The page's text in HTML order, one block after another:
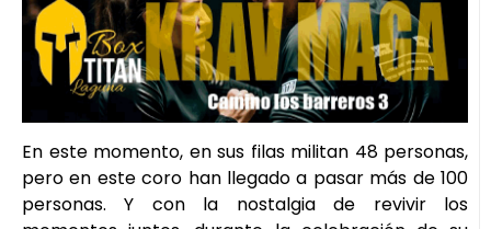
En este momento, en sus filas militan 48 personas,
pero en este coro han llegado a pasar más de 100
personas. Y con la nostalgia de revivir los